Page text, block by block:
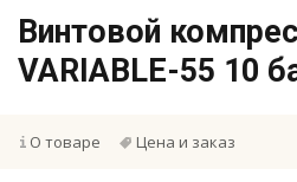
Винтовой
VARIABLE-55 10
О товаре Цена и заказ